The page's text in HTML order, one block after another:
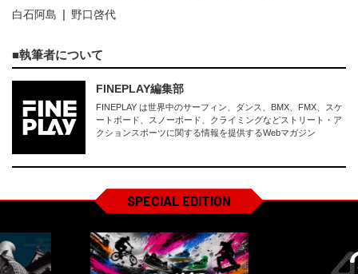
白石阿島
野口啓代
執筆者について
FINEPLAY編集部
FINEPLAY は世界中のサーフィン、ダンス、BMX、FMX、スケ
ートボード、スノーボード、クライミングなどストリート・ア
クションスポーツに関する情報を提供するWebマガジン
SPECIAL EDITION